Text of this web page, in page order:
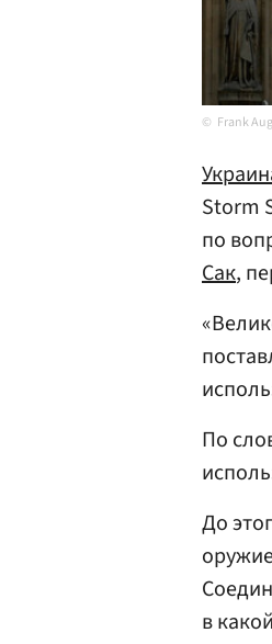
Frank
Storm
по
Сак,
По
До
в